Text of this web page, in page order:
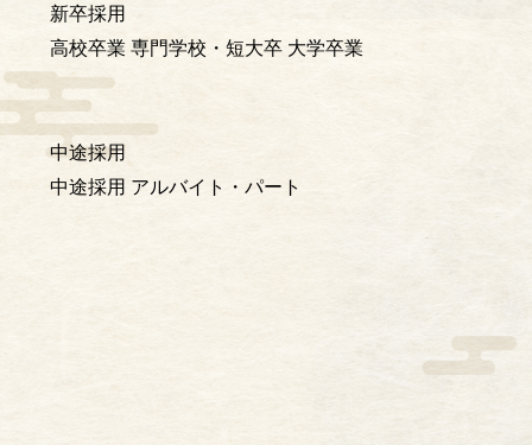
新卒採用
高校卒業 専門学校・短大卒 大学卒業
中途採用
中途採用 アルバイト・パート